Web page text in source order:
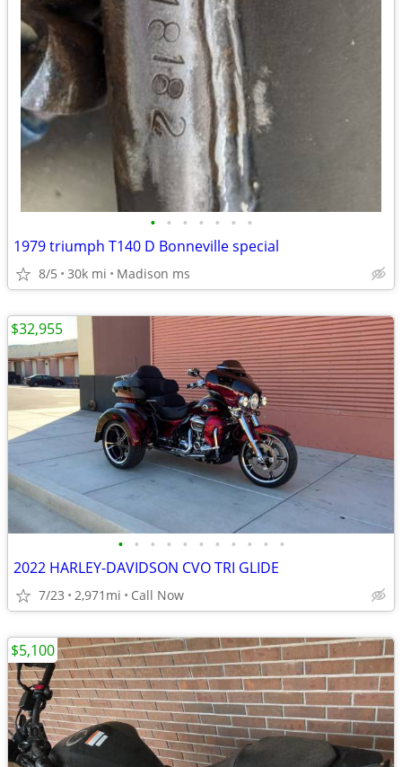
• • • • • • •
1979 triumph T140 D Bonneville special
8/5 30k mi Madison ms
• • • • • • • • • • •
2022 HARLEY-DAVIDSON CVO TRI GLIDE
7/23 2,971mi Call Now
$32,955
$5,100